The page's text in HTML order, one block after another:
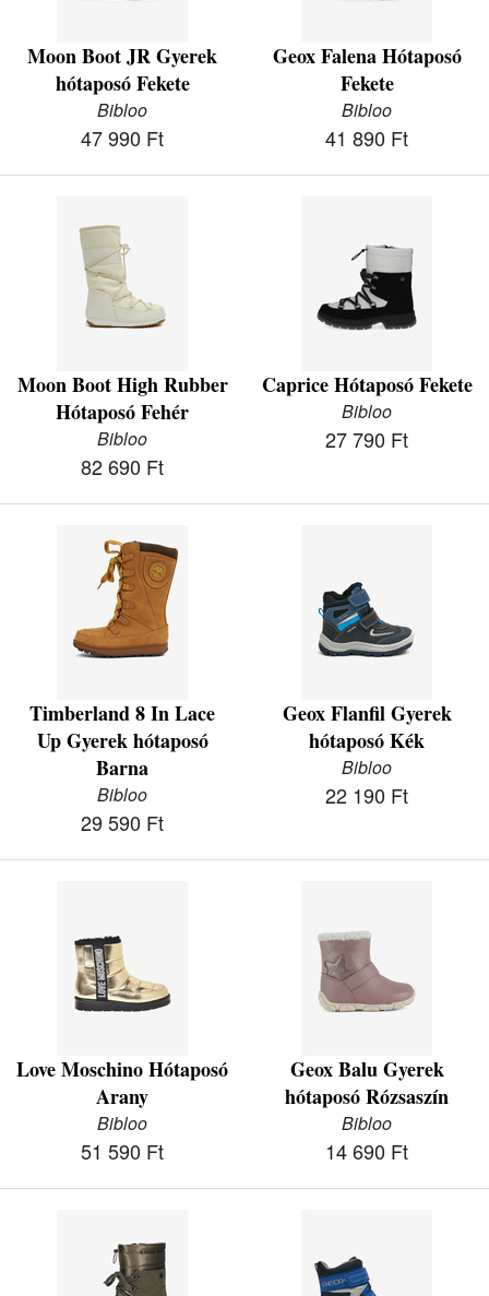
Moon Boot JR Gyerek
hótaposó Fekete
Bibloo
47 990 Ft
Geox Falena Hótaposó
Fekete
Bibloo
41 890 Ft
Moon Boot High Rubber
Hótaposó Fehér
Bibloo
82 690 Ft
Caprice Hótaposó Fekete
Bibloo
27 790 Ft
Timberland 8 In Lace
Up Gyerek hótaposó
Barna
Bibloo
29 590 Ft
Geox Flanfil Gyerek
hótaposó Kék
Bibloo
22 190 Ft
Love Moschino Hótaposó
Arany
Bibloo
51 590 Ft
Geox Balu Gyerek
hótaposó Rózsaszín
Bibloo
14 690 Ft